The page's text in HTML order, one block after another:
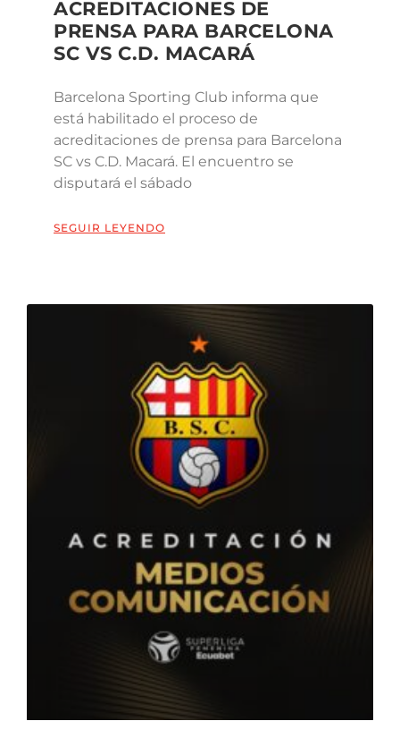
ACREDITACIONES DE
PRENSA PARA BARCELONA
SC VS C.D. MACARÁ
Barcelona Sporting Club informa que
está habilitado el proceso de
acreditaciones de prensa para Barcelona
SC vs C.D. Macará. El encuentro se
disputará el sábado
SEGUIR LEYENDO